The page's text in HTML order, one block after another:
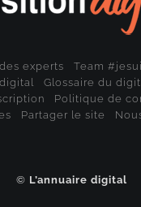
experts
Team
Glossaire du
Politique de
Partager le site
© L’annuaire digital